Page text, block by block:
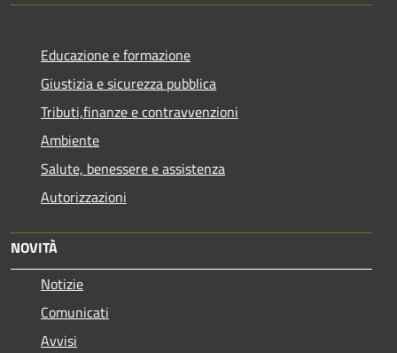
Educazione e formazione
Giustizia e sicurezza pubblica
Tributi,finanze e contravvenzioni
Ambiente
Salute, benessere e assistenza
Autorizzazioni
NOVITÀ
Notizie
Comunicati
Avvisi